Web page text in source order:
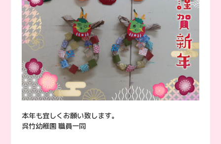
本年も宜しくお願い致します。
呉竹幼稚園 職員一同